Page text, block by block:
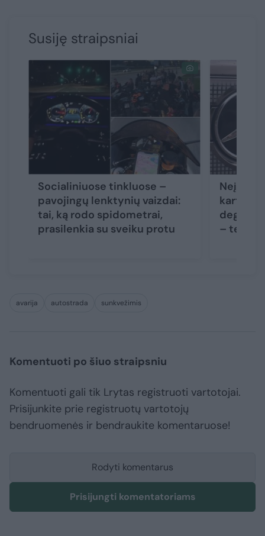
Susiję straipsniai
Socialiniuose tinkluose –
pavojingų lenktynių vaizdai:
tai, ką rodo spidometrai,
prasilenkia su sveiku protu
karto du
–
avarija autostrada sunkvežimis
Komentuoti po šiuo straipsniu
Komentuoti gali tik Lrytas registruoti vartotojai.
Prisijunkite prie registruotų vartotojų
bendruomenės ir bendraukite komentaruose!
Rodyti komentarus
Prisijungti komentatoriams